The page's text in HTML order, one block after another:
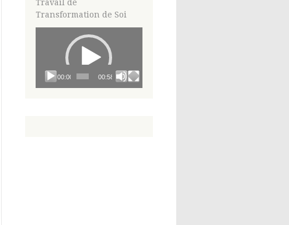
Travail de
Transformation de Soi
00:00 00:58